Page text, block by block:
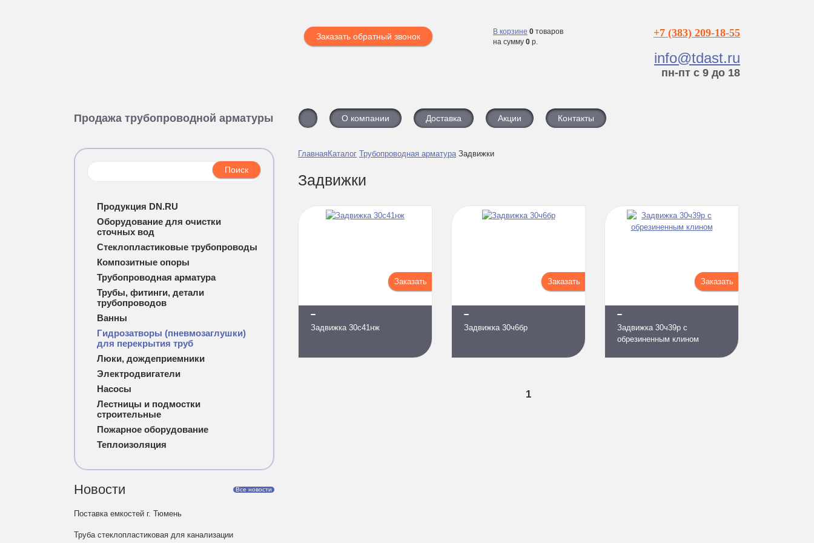
Заказать обратный звонок В корзине 0 товаров
на сумму 0 р.
+7 (383) 209-18-55
info@tdast.ru
пн-пт с 9 до 18
Продажа трубопроводной арматуры О компании Доставка Акции Контакты
Продукция DN.RU
Оборудование для очистки
сточных вод
Стеклопластиковые трубопроводы
Композитные опоры
Трубопроводная арматура
Трубы, фитинги, детали
трубопроводов
Ванны
Гидрозатворы (пневмозаглушки)
для перекрытия труб
Люки, дождеприемники
Электродвигатели
Насосы
Лестницы и подмостки
строительные
Пожарное оборудование
Теплоизоляция
Новости Все новости
Поставка емкостей г. Тюмень
Труба стеклопластиковая для канализации
Главная Каталог Трубопроводная арматура Задвижки
Задвижки
Заказать
Задвижка 30с41нж
Заказать
Задвижка 30ч6бр
Заказать
Задвижка 30ч39р с
обрезиненным клином
1